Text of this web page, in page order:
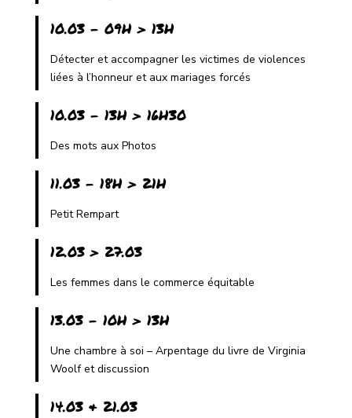
10.03 - 09H > 13H
Détecter et accompagner les victimes de violences
liées à l’honneur et aux mariages forcés
10.03 - 13H > 16H30
Des mots aux Photos
11.03 - 18H > 21H
Petit Rempart
12.03 > 27.03
Les femmes dans le commerce équitable
13.03 - 10H > 13H
Une chambre à soi – Arpentage du livre de Virginia
Woolf et discussion
14.03 & 21.03